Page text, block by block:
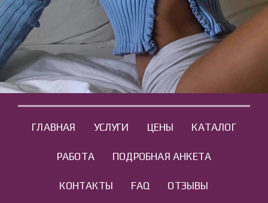
ГЛАВНАЯ УСЛУГИ ЦЕНЫ КАТАЛОГ
РАБОТА ПОДРОБНАЯ АНКЕТА
КОНТАКТЫ FAQ ОТЗЫВЫ